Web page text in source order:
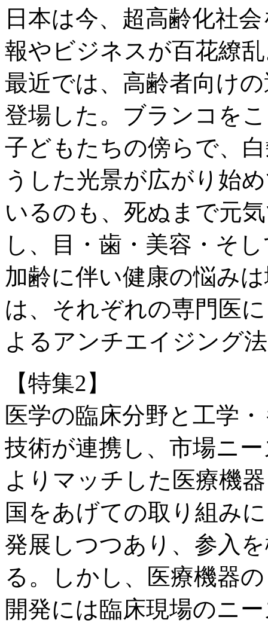
日本は今、超高齢化社
報やビジネスが百花繚
最近では、高齢者向け
登場した。ブランコを
子どもたちの傍らで、
うした光景が広がり始
いるのも、死ぬまで元
し、目・歯・美容・そ
加齢に伴い健康の悩み
は、それぞれの専門医に
よるアンチエイジング
【特集2】
医学の臨床分野と工学
技術が連携し、市場ニ
よりマッチした医療機
国をあげての取り組みに
発展しつつあり、参入
る。しかし、医療機器の
開発には臨床現場のニ